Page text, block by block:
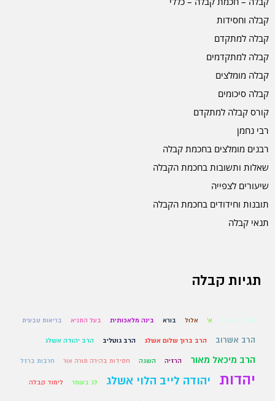
קבלה וחסידות
קבלה למתקדם
קבלה למתקדמים
קבלה מומלצים
קבלה סיכומים
קורס קבלה למתקדם
רבי נחמן
רבנים מומלצים בחכמת קבלה
שאלות ותשובות בחכמת הקבלה
שיעורים לצפייה
תובנות וחידודים בחכמת הקבלה
תנאי קבלה
תגיות קבלה
Tree of Life א' אלול בורא בינה מלאכותית בעל התניא בריאות טבעית
הרב אשרוב הרב ברוך שלום אשלג הרב גוטליב הרב יהודה אשלג
הרב מיכאל מאור הרזיה השגה חסידות בהירה תורה אור חרבות ברזל
יהדות יהודה לייב הלוי אשלג לג בעומר לימוד קבלה